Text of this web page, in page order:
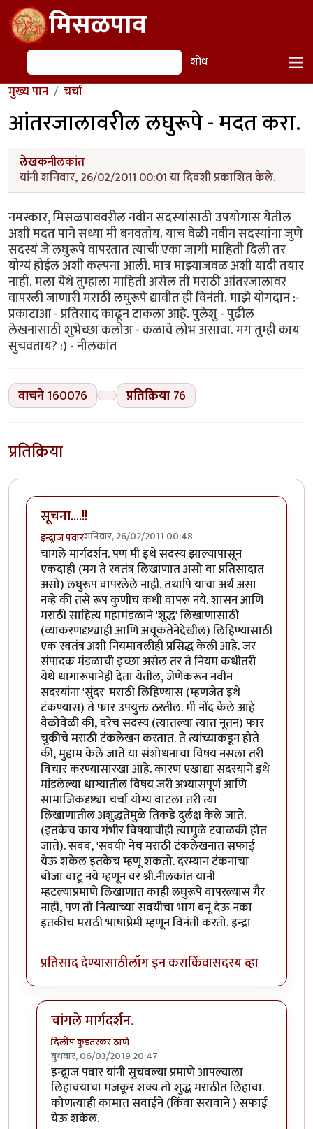
Skip to main contentमिसळपाव
शोध शोध
मुख्य पान चर्चा
आंतरजालावरील लघुरूपे - मदत करा.
लेखकनीलकांत
यांनी शनिवार, 26/02/2011 00:01 या दिवशी प्रकाशित केले.
नमस्कार, मिसळपाववरील नवीन सदस्यांसाठी उपयोगास येतील
अशी मदत पाने सध्या मी बनवतोय. याच वेळी नवीन सदस्यांना जुणे
सदस्यं जे लघुरूपे वापरतात त्याची एका जागी माहिती दिली तर
योग्यं होईल अशी कल्पना आली. मात्र माझ्याजवळ अशी यादी तयार
नाही. मला येथे तुम्हाला माहिती असेल ती मराठी आंतरजालावर
वापरली जाणारी मराठी लघुरूपे द्यावीत ही विनंती. माझे योगदान :-
प्रकाटाआ - प्रतिसाद काढून टाकला आहे. पुलेशु - पुढील
लेखनासाठी शुभेच्छा कलोअ - कळावे लोभ असावा. मग तुम्ही काय
सुचवताय? :) - नीलकांत
वाचने160076 प्रतिक्रिया 76
प्रतिक्रिया
सूचना....!!
इन्द्र्राज पवारशनिवार, 26/02/2011 00:48
चांगले मार्गदर्शन. पण मी इथे सदस्य झाल्यापासून
एकदाही (मग ते स्वतंत्र लिखाणात असो वा प्रतिसादात
असो) लघुरूप वापरलेले नाही. तथापि याचा अर्थ असा
नव्हे की तसे रूप कुणीच कधी वापरू नये. शासन आणि
मराठी साहित्य महामंडळाने 'शुद्ध' लिखाणासाठी
(व्याकरणदृष्ट्याही आणि अचूकतेनेदेखील) लिहिण्यासाठी
एक स्वतंत्र अशी नियमावलीही प्रसिद्ध केली आहे. जर
संपादक मंडळाची इच्छा असेल तर ते नियम कधीतरी
येथे धागारूपानेही देता येतील, जेणेकरून नवीन
सदस्यांना 'सुंदर' मराठी लिहिण्यास (म्हणजेत इथे
टंकण्यास) ते फार उपयुक्त ठरतील. मी नोंद केले आहे
वेळोवेळी की, बरेच सदस्य (त्यातल्या त्यात नूतन) फार
चुकीचे मराठी टंकलेखन करतात. ते त्यांच्याकडून होते
की, मुद्दाम केले जाते या संशोधनाचा विषय नसला तरी
विचार करण्यासारखा आहे. कारण एखाद्या सदस्याने इथे
मांडलेल्या धाग्यातील विषय जरी अभ्यासपूर्ण आणि
सामाजिकदृष्ट्या चर्चा योग्य वाटला तरी त्या
लिखाणातील अशुद्धतेमुळे तिकडे दुर्लक्ष केले जाते.
(इतकेच काय गंभीर विषयाचीही त्यामुळे टवाळकी होत
जाते). सबब, 'सवयी' नेच मराठी टंकलेखनात सफाई
येऊ शकेल इतकेच म्हणू शकतो. दरम्यान टंकनाचा
बोजा वाटू नये म्हणून वर श्री.नीलकांत यानी
म्हटल्याप्रमाणे लिखाणात काही लघुरूपे वापरल्यास गैर
नाही, पण तो नित्याच्या सवयीचा भाग बनू देऊ नका
इतकीच मराठी भाषाप्रेमी म्हणून विनंती करतो. इन्द्रा
प्रतिसाद देण्यासाठीलॉग इन कराकिंवासदस्य व्हा
चांगले मार्गदर्शन.
दिलीप कुडतरकर ठाणे
बुधवार, 06/03/2019 20:47
In reply toसूचना....!!byइन्द्र्राज पवार
इन्द्र्राज पवार यांनी सुचवल्या प्रमाणे आपल्याला
लिहावयाचा मजकूर शक्य तो शुद्ध मराठीत लिहावा.
कोणत्याही कामात सवाईने (किंवा सरावाने ) सफाई
येऊ शकेल.